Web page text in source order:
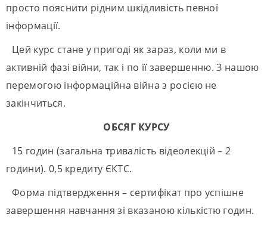
просто пояснити рідним шкідливість певної
інформації.
Цей курс стане у пригоді як зараз, коли ми в
активній фазі війни, так і по її завершенню. З нашою
перемогою інформаційна війна з росією не
закінчиться.
ОБСЯГ КУРСУ
15 годин (загальна тривалість відеолекцій – 2
години). 0,5 кредиту ЄКТС.
Форма підтвердження – сертифікат про успішне
завершення навчання зі вказаною кількістю годин.